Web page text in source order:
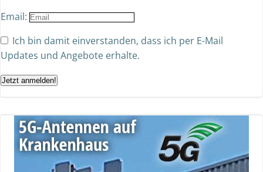
Email:
Ich bin damit einverstanden, dass ich per E-Mail
Updates und Angebote erhalte.
Jetzt anmelden!